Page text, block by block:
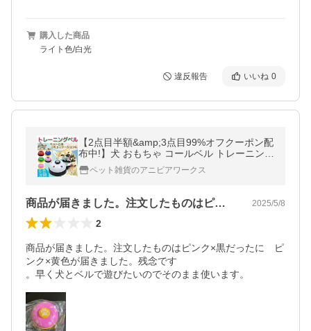
購入した商品
ライト色/白光
違反報告 いいね 0
【2点目半額&amp;3点目99%オフクーポン配
布中!】犬 おもちゃ コールベル トレーニング
ベル ペットベル 猫おもちゃ ペット おもちゃ
しつけ チンベル 肉球
ペット雑貨のアニビアワークス
商品が届きました。注文したものはピンク… 2025/5/8
2
商品が届きました。注文したものはピンク×黒だったに　ピ
ンク×黄色が届きました。残念です
。早く犬とベルで遊びたいのでそのまま使います。